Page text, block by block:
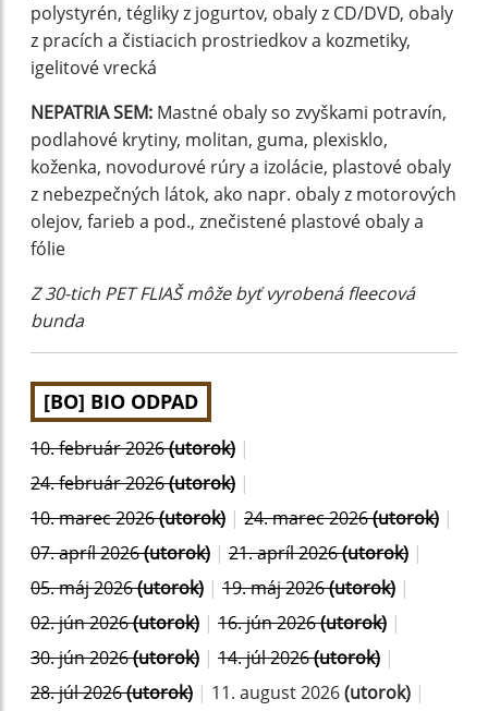
polystyrén, tégliky z jogurtov, obaly z CD/DVD, obaly
z pracích a čistiacich prostriedkov a kozmetiky,
igelitové vrecká
NEPATRIA SEM: Mastné obaly so zvyškami potravín,
podlahové krytiny, molitan, guma, plexisklo,
koženka, novodurové rúry a izolácie, plastové obaly
z nebezpečných látok, ako napr. obaly z motorových
olejov, farieb a pod., znečistené plastové obaly a
fólie
Z 30-tich PET FLIAŠ môže byť vyrobená fleecová
bunda
[BO] BIO ODPAD
10. február 2026(utorok) |
24. február 2026(utorok) |
10. marec 2026(utorok) | 24. marec 2026(utorok) |
07. apríl 2026(utorok) | 21. apríl 2026(utorok) |
05. máj 2026(utorok) | 19. máj 2026(utorok) |
02. jún 2026(utorok) | 16. jún 2026(utorok) |
30. jún 2026(utorok) | 14. júl 2026(utorok) |
28. júl 2026(utorok) | 11. august 2026(utorok) |